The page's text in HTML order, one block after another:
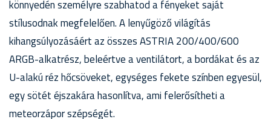
könnyedén személyre szabhatod a fényeket saját
stílusodnak megfelelően. A lenyűgöző világítás
kihangsúlyozásáért az összes ASTRIA 200/400/600
ARGB-alkatrész, beleértve a ventilátort, a bordákat és az
U-alakú réz hőcsöveket, egységes fekete színben egyesül,
egy sötét éjszakára hasonlítva, ami felerősítheti a
meteorzápor szépségét.